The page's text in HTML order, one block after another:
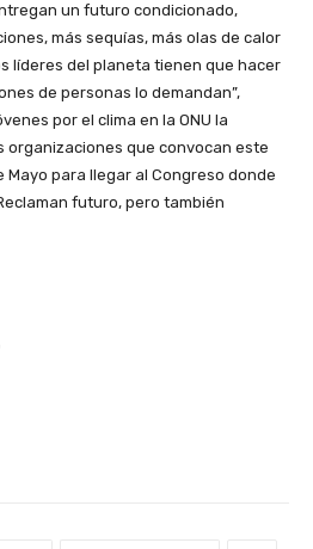
un futuro condicionado,
más sequías, más olas de calor
líderes del planeta tienen que hacer
de personas lo demandan”,
por el clima en la ONU la
organizaciones que convocan este
Mayo para llegar al Congreso donde
futuro, pero también